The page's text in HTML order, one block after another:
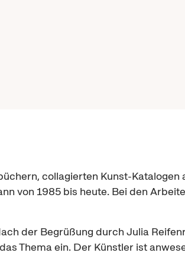
collagierten Kunst-Katalogen
von 1985 bis heute. Bei den
der Begrüßung durch Julia
Thema ein. Der Künstler ist